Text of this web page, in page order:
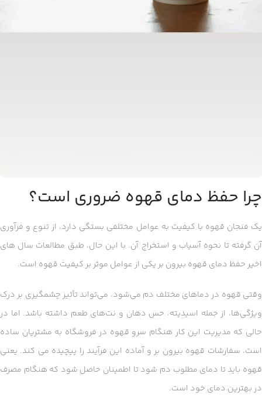
چرا حفظ دمای قهوه ضروری است؟
یک فنجان قهوه با کیفیت به عوامل مختلفی بستگی دارد، از تنوع و فرآوری
آن گرفته تا نحوه آسیاب و استخراج آن. با این حال، طبق مطالعات سال های
اخیر حفظ دمای قهوه بیرون بر یکی از عوامل موثر بر کیفیت قهوه است.
وقتی قهوه در دماهای مختلف دم می‌شود، می‌تواند تأثیر چشمگیری بر درک
ویژگی‌ها، از جمله اسیدیته، حس دهان و نت‌های طعم داشته باشد. اما در
حالی که مدیریت این کار هنگام سرو قهوه در فروشگاه به مشتریان ساده
است، سفارشات قهوه بیرون بر و آماده این فرآیند را پیچیده می کند. یعنی
قهوه باید تا دمای مطلوب دم شود تا اطمینان حاصل شود که هنگام مصرف
در بهترین دمای خود است.